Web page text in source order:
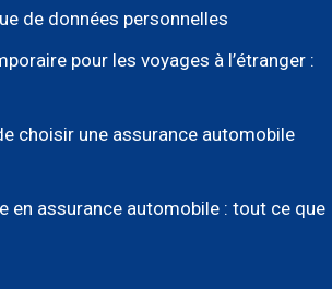
de données personnelles
pour les voyages à l’étranger :
choisir une assurance automobile
en assurance automobile : tout ce que